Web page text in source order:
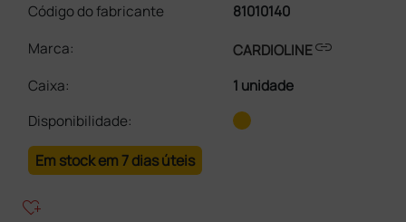
Código do fabricante
81010140
Marca:
CARDIOLINElink
Caixa:
1 unidade
Disponibilidade:
Em stock em 7 dias úteis
heart_plus